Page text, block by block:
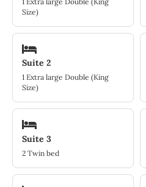
Size)
Suite 2
1 Extra large Double (King
Size)
Suite 3
2 Twin bed